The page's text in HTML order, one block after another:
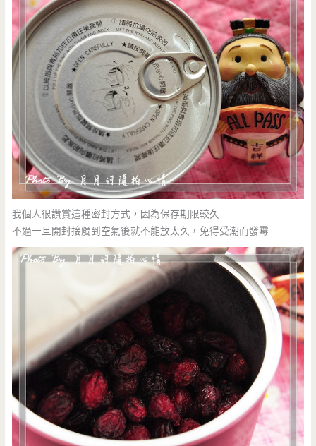
我個人很讚賞這種密封方式，因為保存期限較久
不過一旦開封接觸到空氣後就不能放太久，免得受潮而發霉